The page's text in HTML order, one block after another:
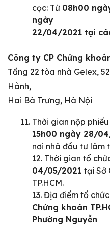
cọc: Từ 08h00
ngày
22/04/2021 tại
Công ty CP Chứng
Tầng 22 tòa nhà Gelex,
Hành,
Hai Bà Trưng, Hà Nội
Thời gian nộp
15h00 ngày 28/
nơi nhà đầu tư làm
12. Thời gian tổ
04/05/2021 tại Sở
TP.HCM.
13. Địa điểm tổ
Chứng khoán
Phường Nguyễn